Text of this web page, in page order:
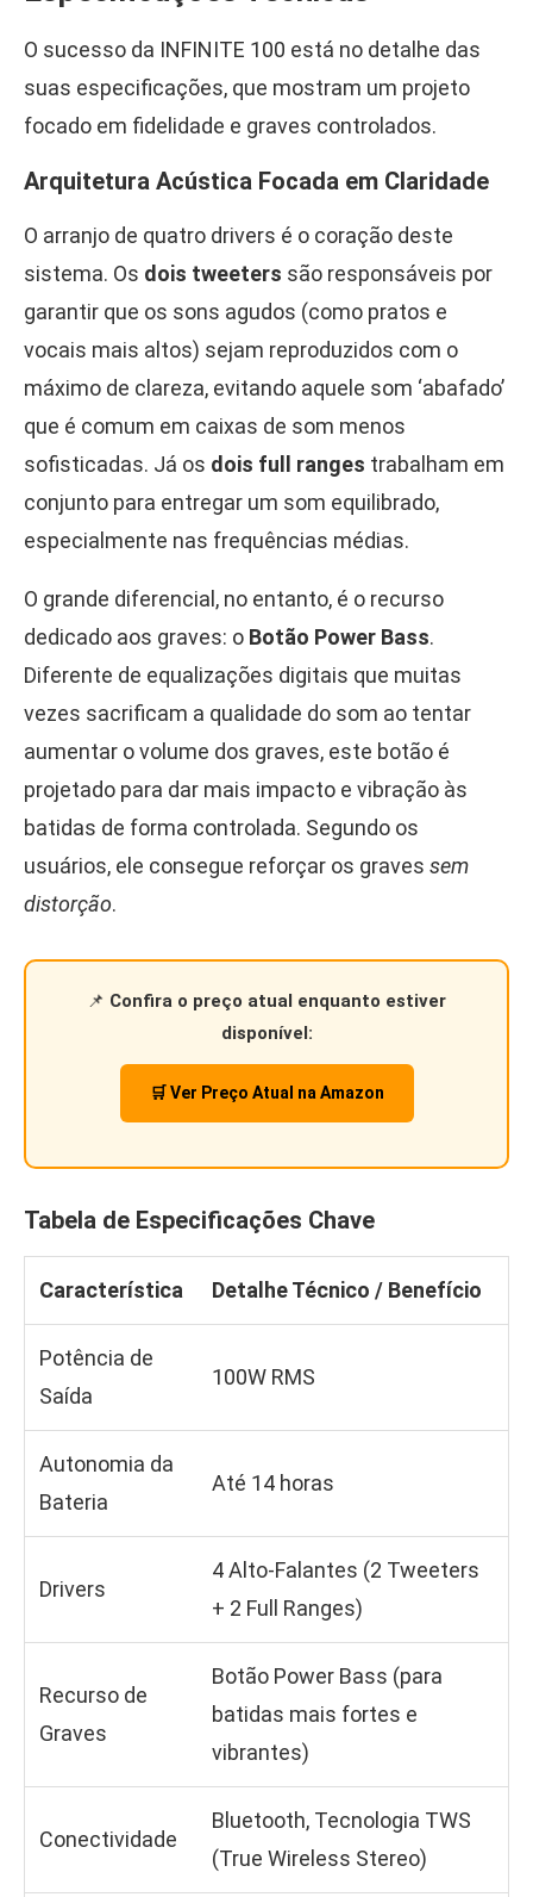
O sucesso da INFINITE 100 está no detalhe das
suas especificações, que mostram um projeto
focado em fidelidade e graves controlados.
Arquitetura Acústica Focada em Claridade
O arranjo de quatro drivers é o coração deste
sistema. Os dois tweeters são responsáveis por
garantir que os sons agudos (como pratos e
vocais mais altos) sejam reproduzidos com o
máximo de clareza, evitando aquele som ‘abafado’
que é comum em caixas de som menos
sofisticadas. Já os dois full ranges trabalham em
conjunto para entregar um som equilibrado,
especialmente nas frequências médias.
O grande diferencial, no entanto, é o recurso
dedicado aos graves: o Botão Power Bass.
Diferente de equalizações digitais que muitas
vezes sacrificam a qualidade do som ao tentar
aumentar o volume dos graves, este botão é
projetado para dar mais impacto e vibração às
batidas de forma controlada. Segundo os
usuários, ele consegue reforçar os graves sem
distorção.
📌 Confira o preço atual enquanto estiver
disponível:
🛒 Ver Preço Atual na Amazon
Tabela de Especificações Chave
Característica Detalhe Técnico / Benefício
Potência de
Saída
100W RMS
Autonomia da
Bateria
Até 14 horas
Drivers
4 Alto-Falantes (2 Tweeters
+ 2 Full Ranges)
Recurso de
Graves
Botão Power Bass (para
batidas mais fortes e
vibrantes)
Conectividade
Bluetooth, Tecnologia TWS
(True Wireless Stereo)